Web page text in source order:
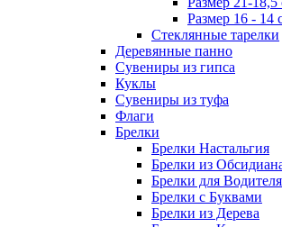
Размер 16 - 14
Стеклянные тарелки
Деревянные панно
Сувениры из гипса
Куклы
Сувениры из туфа
Флаги
Брелки
Брелки Настальгия
Брелки из
Брелки для Водителя
Брелки с Буквами
Брелки из Дерева